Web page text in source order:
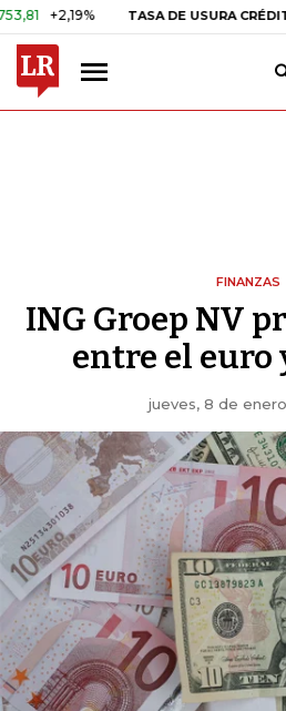
TASA DE USURA CRÉDITO
FINANZAS
ING Groep NV
entre el euro
jueves, 8 de